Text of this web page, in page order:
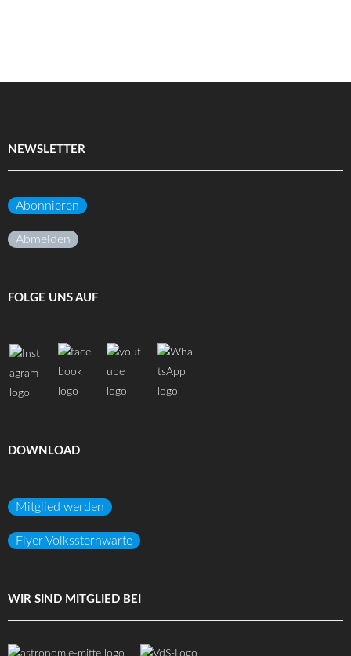
NEWSLETTER
Abonnieren
Abmelden
FOLGE UNS AUF
DOWNLOAD
Mitglied werden
Flyer Volkssternwarte
WIR SIND MITGLIED BEI